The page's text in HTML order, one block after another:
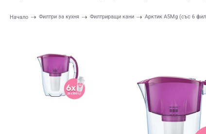
Начало Филтри за кухня Филтриращи кани Арктик A5Mg (със 6